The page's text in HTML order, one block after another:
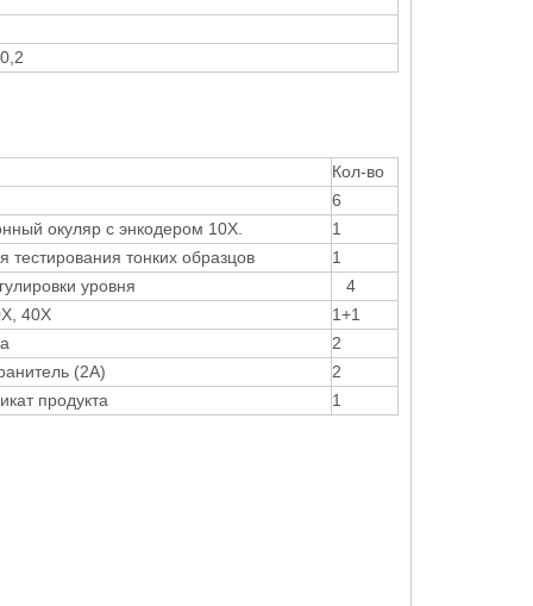
Кол-во
6
окуляр с энкодером 10X.
1
тестирования тонких образцов
1
уровня
4
40X
1+1
2
(2А)
2
продукта 1